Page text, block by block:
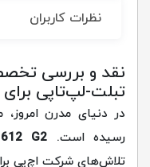
نظرات کاربران
تبلت-لپ‌تاپی
در دنیای مدرن
رسیده است. G2